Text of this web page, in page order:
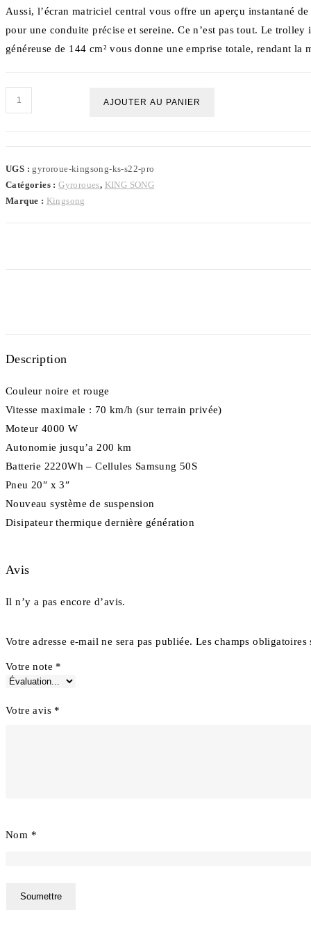
Aussi, l’écran matriciel central vous offre un aperçu instantané
pour une conduite précise et sereine. Ce n’est pas tout. Le
généreuse de 144 cm² vous donne une emprise totale, rendant
quantité
de
KS-
S22
AJOUTER AU PANIER
UGS :gyroroue-kingsong-ks-s22-pro
Catégories :Gyroroues, KING SONG
Marque : Kingsong
Description
Couleur noire et rouge
Vitesse maximale : 70 km/h (sur terrain privée)
Moteur 4000 W
Autonomie jusqu’a 200 km
Batterie 2220Wh – Cellules Samsung 50S
Pneu 20″ x 3″
Nouveau système de suspension
Disipateur thermique dernière génération
Avis
Il n’y a pas encore d’avis.
Votre adresse e-mail ne sera pas publiée. Les champs
Votre note *
Votre avis *
Nom *